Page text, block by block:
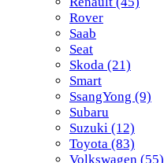
Rover
Saab
Seat
Skoda (21)
Smart
SsangYong (9)
Subaru
Suzuki (12)
Toyota (83)
Volkswagen (55)